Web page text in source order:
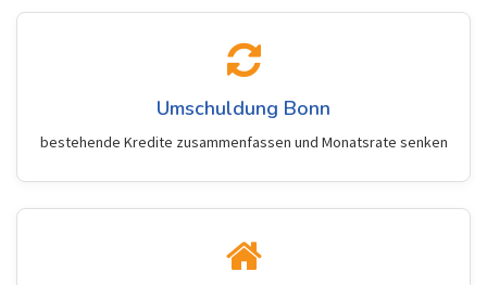
Umschuldung Bonn
bestehende Kredite zusammenfassen und Monatsrate senken